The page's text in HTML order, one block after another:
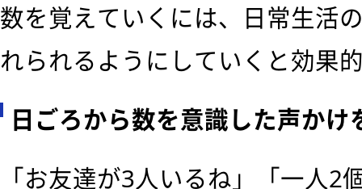
数を覚えていくには、日常生活
れられるようにしていくと効果
日ごろから数を意識した声かけ
「お友達が3人いるね」「一人2